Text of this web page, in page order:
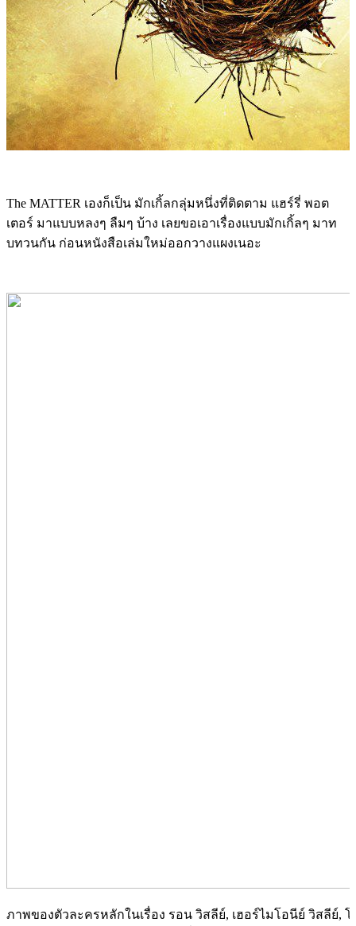
The MATTER เองก็เป็น มักเกิ้ลกลุ่มหนึ่งที่ติดตาม แฮร์รี่ พอต
เตอร์ มาแบบหลงๆ ลืมๆ บ้าง เลยขอเอาเรื่องแบบมักเกิ้ลๆ มาท
บทวนกัน ก่อนหนังสือเล่มใหม่ออกวางแผงเนอะ
ภาพของตัวละครหลักในเรื่อง รอน วิสลีย์, เฮอร์ไมโอนีย์ วิสลีย์,